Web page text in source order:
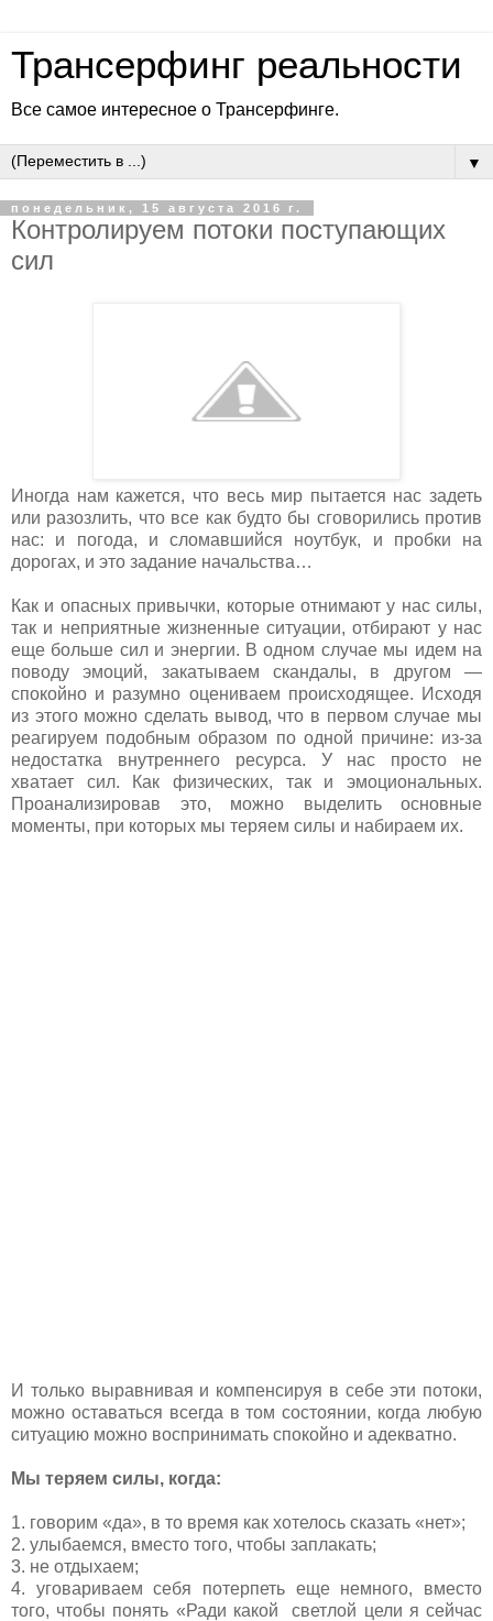
Трансерфинг реальности
Все самое интересное о Трансерфинге.
▼
понедельник, 15 августа 2016 г.
Контролируем потоки поступающих
сил
Иногда нам кажется, что весь мир пытается нас задеть
или разозлить, что все как будто бы сговорились против
нас: и погода, и сломавшийся ноутбук, и пробки на
дорогах, и это задание начальства…
Как и опасных привычки, которые отнимают у нас силы,
так и неприятные жизненные ситуации, отбирают у нас
еще больше сил и энергии. В одном случае мы идем на
поводу эмоций, закатываем скандалы, в другом —
спокойно и разумно оцениваем происходящее. Исходя
из этого можно сделать вывод, что в первом случае мы
реагируем подобным образом по одной причине: из-за
недостатка внутреннего ресурса. У нас просто не
хватает сил. Как физических, так и эмоциональных.
Проанализировав это, можно выделить основные
моменты, при которых мы теряем силы и набираем их.
И только выравнивая и компенсируя в себе эти потоки,
можно оставаться всегда в том состоянии, когда любую
ситуацию можно воспринимать спокойно и адекватно.
Мы теряем силы, когда:
1. говорим «да», в то время как хотелось сказать «нет»;
2. улыбаемся, вместо того, чтобы заплакать;
3. не отдыхаем;
4. уговариваем себя потерпеть еще немного, вместо
того, чтобы понять «Ради какой светлой цели я сейчас